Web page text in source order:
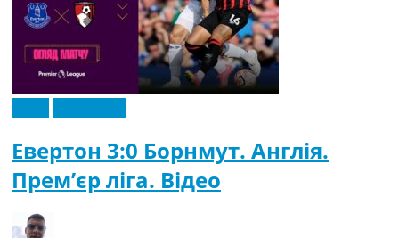
Евертон 3:0 Борнмут. Англія.
Прем’єр ліга. Відео